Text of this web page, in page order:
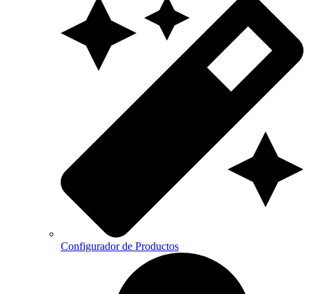
Configurador de Productos